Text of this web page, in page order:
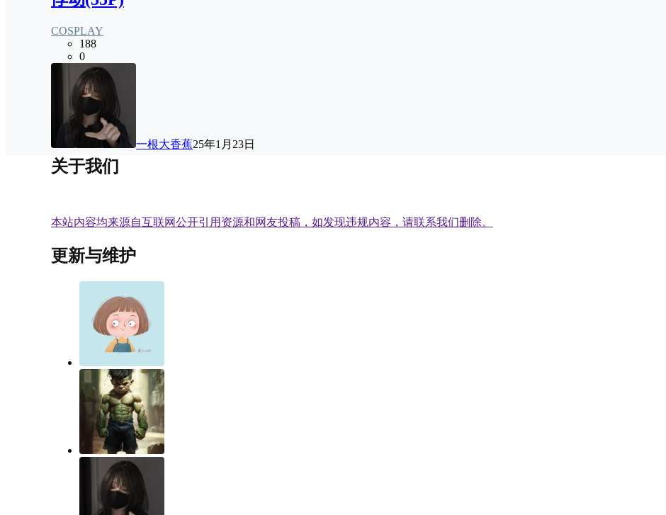
COSPLAY
188
0
一根大香蕉25年1月23日
关于我们
本站内容均来源自互联网公开引用资源和网友投稿，如发现违规内容，请联系我们删除。
更新与维护